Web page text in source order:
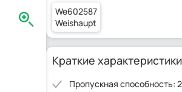
We602587
Weishaupt
Краткие характеристики
Пропускная способность: